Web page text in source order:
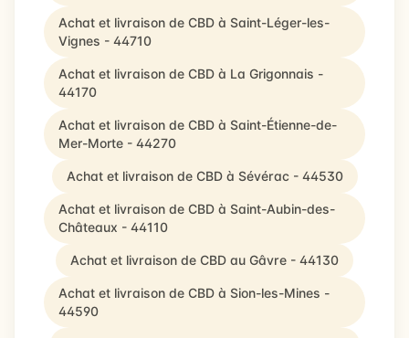
Achat et livraison de CBD à Saint-Léger-les-
Vignes - 44710
Achat et livraison de CBD à La Grigonnais -
44170
Achat et livraison de CBD à Saint-Étienne-de-
Mer-Morte - 44270
Achat et livraison de CBD à Sévérac - 44530
Achat et livraison de CBD à Saint-Aubin-des-
Châteaux - 44110
Achat et livraison de CBD au Gâvre - 44130
Achat et livraison de CBD à Sion-les-Mines -
44590